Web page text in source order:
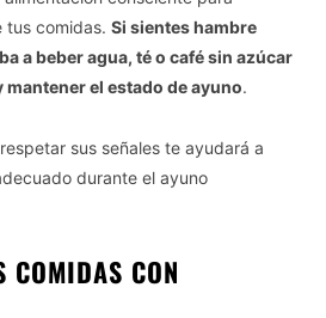
tus comidas. Si sientes hambre
a beber agua, té o café sin azúcar
el estado de ayuno.
sus señales te ayudará a
durante el ayuno
CON